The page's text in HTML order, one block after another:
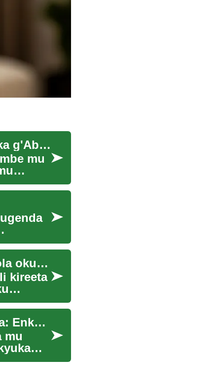
Okukozesa Ebibala mu Bulombolombo bw'Amaka g'Abaganda
mu
Okuyigiriza okunnyonnyola mu Luganda. Nsobola okuwandiika ekiwandiiko ekiri mu Luganda nga ngoberera ebiragiro byonna ebiweereddwa. Naye, olw'okuba nti omutwe n'ebimu ku biragiro byonna biri mu Luzungu, nja kugezaako okubivvuunula mu Luganda nga bwe nsobola.
kireeta
Omuzannyo gw'ebiyungo mu mpisa z'abavubuka: Enkola empya ey'obufumbo mu Buganda
mu